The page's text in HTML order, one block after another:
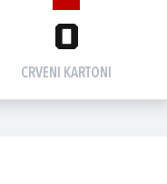
0
CRVENI KARTONI